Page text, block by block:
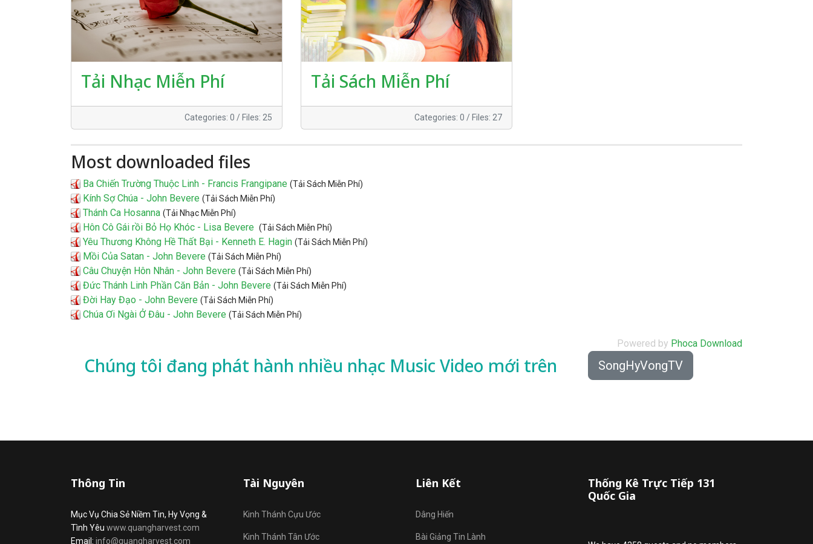
Tải Nhạc Miễn Phí
Categories: 0 / Files: 25
Tải Sách Miễn Phí
Categories: 0 / Files: 27
Most downloaded files
Ba Chiến Trường Thuộc Linh - Francis Frangipane (Tải Sách Miễn Phí)
Kính Sợ Chúa - John Bevere (Tải Sách Miễn Phí)
Thánh Ca Hosanna (Tải Nhạc Miễn Phí)
Hôn Cô Gái rồi Bỏ Họ Khóc - Lisa Bevere (Tải Sách Miễn Phí)
Yêu Thương Không Hề Thất Bại - Kenneth E. Hagin (Tải Sách Miễn Phí)
Mồi Của Satan - John Bevere (Tải Sách Miễn Phí)
Câu Chuyện Hôn Nhân - John Bevere (Tải Sách Miễn Phí)
Đức Thánh Linh Phần Căn Bản - John Bevere (Tải Sách Miễn Phí)
Đời Hay Đạo - John Bevere (Tải Sách Miễn Phí)
Chúa Ơi Ngài Ở Đâu - John Bevere (Tải Sách Miễn Phí)
Powered by Phoca Download
Chúng tôi đang phát hành nhiều nhạc Music Video mới trên SongHyVongTV
Thông Tin
Mục Vụ Chia Sẻ Niềm Tin, Hy Vọng &
Tình Yêu www.quangharvest.com
Email: info@quangharvest.com
Tài Nguyên
Kinh Thánh Cựu Ước
Kinh Thánh Tân Ước
Liên Kết
Dâng Hiến
Bài Giảng Tin Lành
Thống Kê Trực Tiếp 131
Quốc Gia